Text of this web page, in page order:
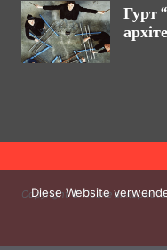
Гурт
Copyright © Повне
Diese Website